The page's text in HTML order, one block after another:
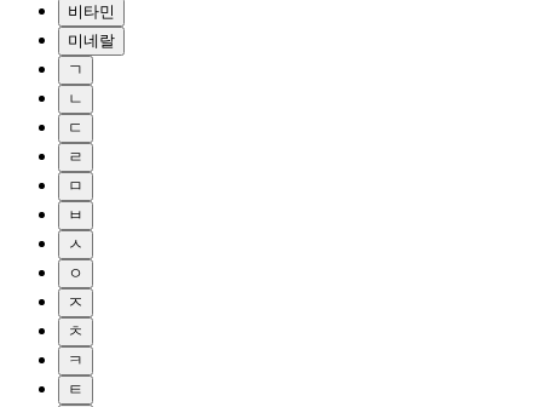
비타민
미네랄
ㄱ
ㄴ
ㄷ
ㄹ
ㅁ
ㅂ
ㅅ
ㅇ
ㅈ
ㅊ
ㅋ
ㅌ